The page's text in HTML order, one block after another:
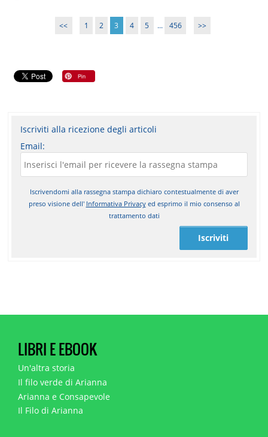
<< 1 2 3 4 5 ... 456 >>
Iscriviti alla ricezione degli articoli
Email:
Iscrivendomi alla rassegna stampa dichiaro contestualmente di aver
preso visione dell' Informativa Privacyed esprimo il mio consenso al
trattamento dati
Iscriviti
LIBRI E EBOOK
Un'altra storia
Il filo verde di Arianna
Arianna e Consapevole
Il Filo di Arianna